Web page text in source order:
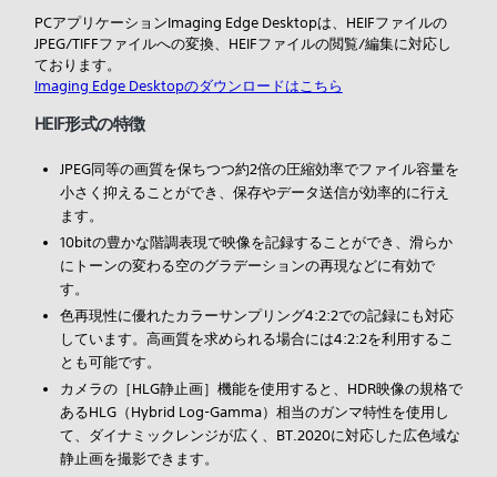
PCアプリケーションImaging Edge Desktopは、HEIFファイルの
JPEG/TIFFファイルへの変換、HEIFファイルの閲覧/編集に対応し
ております。
Imaging Edge Desktopのダウンロードはこちら
HEIF形式の特徴
JPEG同等の画質を保ちつつ約2倍の圧縮効率でファイル容量を
小さく抑えることができ、保存やデータ送信が効率的に行え
ます。
10bitの豊かな階調表現で映像を記録することができ、滑らか
にトーンの変わる空のグラデーションの再現などに有効で
す。
色再現性に優れたカラーサンプリング4:2:2での記録にも対応
しています。高画質を求められる場合には4:2:2を利用するこ
とも可能です。
カメラの［HLG静止画］機能を使用すると、HDR映像の規格で
あるHLG（Hybrid Log-Gamma）相当のガンマ特性を使用し
て、ダイナミックレンジが広く、BT.2020に対応した広色域な
静止画を撮影できます。